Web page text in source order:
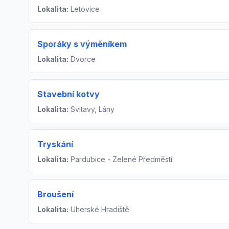
Lokalita: Letovice
Sporáky s výměníkem
Lokalita: Dvorce
Stavební kotvy
Lokalita: Svitavy, Lány
Tryskání
Lokalita: Pardubice - Zelené Předměstí
Broušení
Lokalita: Uherské Hradiště